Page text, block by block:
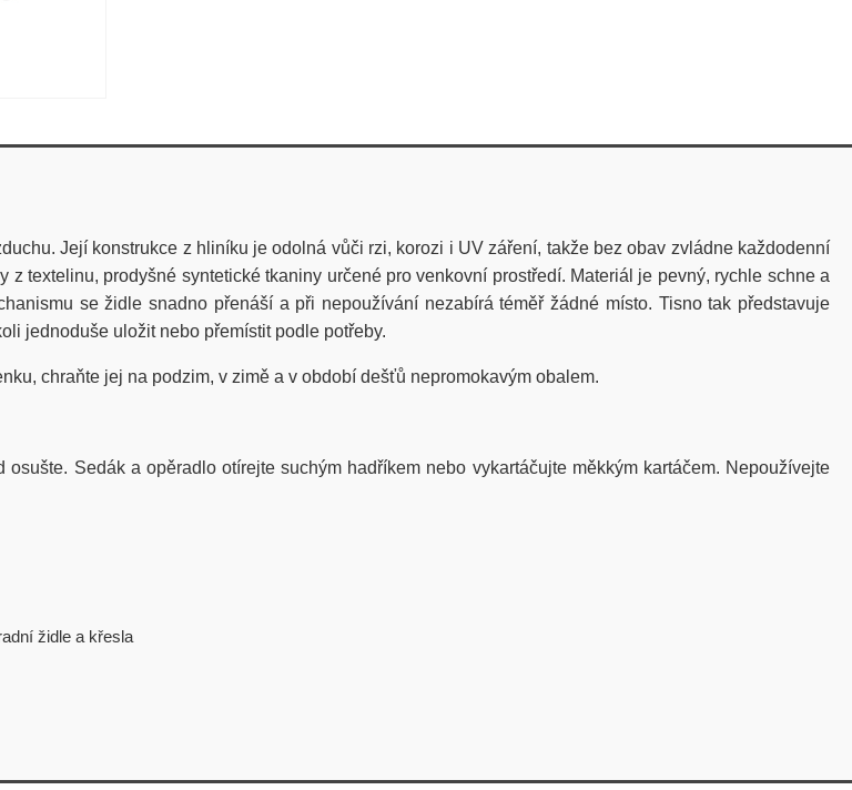
Její konstrukce z hliníku je odolná vůči rzi, korozi i UV záření, takže bez obav zvládne každodenní
textelinu, prodyšné syntetické tkaniny určené pro venkovní prostředí. Materiál je pevný, rychle schne a
se židle snadno přenáší a při nepoužívání nezabírá téměř žádné místo. Tisno tak představuje
jednoduše uložit nebo přemístit podle potřeby.
chraňte jej na podzim, v zimě a v období dešťů nepromokavým obalem.
Sedák a opěradlo otírejte suchým hadříkem nebo vykartáčujte měkkým kartáčem. Nepoužívejte
židle a křesla